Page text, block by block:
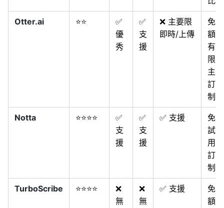
Otter.ai ⭐⭐
✅
優
秀
✅
支
援
❌ 主要限
即時/上傳
免費
額度
有
限，
主要
訂閱
制
Notta ⭐⭐⭐⭐
✅
支
援
✅
支
援
✅ 支援
免費
試
用，
訂閱
制
TurboScribe ⭐⭐⭐⭐
❌
無
❌
無
✅ 支援
免費
額度